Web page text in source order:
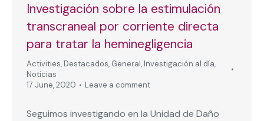
Investigación sobre la estimulación
transcraneal por corriente directa
para tratar la heminegligencia
Activities, Destacados, General, Investigación al día,
Noticias
17 June, 2020
Leave a comment
Seguimos investigando en la Unidad de Daño